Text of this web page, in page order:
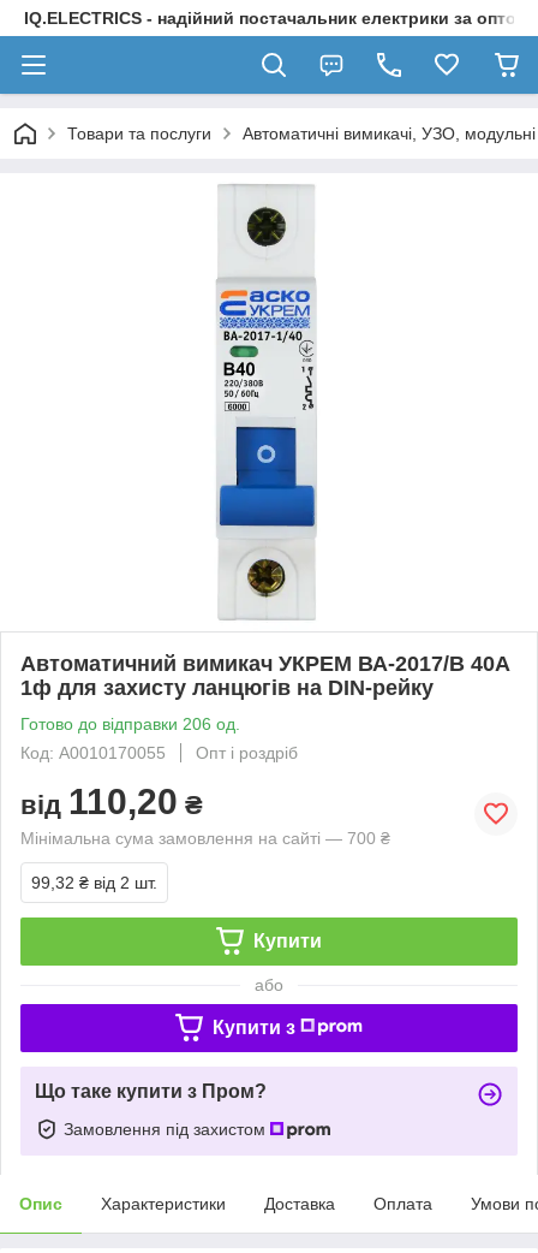
IQ.ELECTRICS - надійний постачальник електрики за
Товари та послуги Автоматичні вимикачі, УЗО,
Автоматичний вимикач УКРЕМ ВА-2017/B 40А
1ф для захисту ланцюгів на DIN-рейку
Готово до відправки 206 од.
Код: A0010170055
Опт і роздріб
від 110,20 ₴
Мінімальна сума замовлення на сайті — 700 ₴
99,32 ₴ від 2 шт.
Купити
або
Купити з
Що таке купити з Пром?
Замовлення під захистом
Опис Характеристики Доставка Оплата Умови